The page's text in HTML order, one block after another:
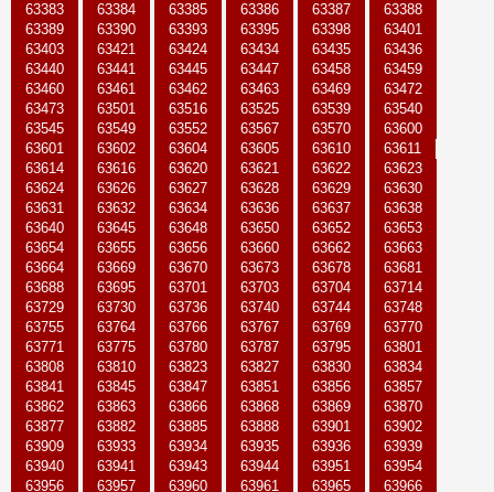
63383
63384 63385 63386 63387
63388
63389
63390 63393 63395 63398
63401
63403
63421 63424 63434 63435
63436
63440
63441 63445 63447 63458
63459
63460
63461 63462 63463 63469
63472
63473
63501 63516 63525 63539
63540
63545
63549 63552 63567 63570
63600
63601
63602 63604 63605 63610
63611
63614
63616 63620 63621 63622
63623
63624
63626 63627 63628 63629
63630
63631
63632 63634 63636 63637
63638
63640
63645 63648 63650 63652
63653
63654
63655 63656 63660 63662
63663
63664
63669 63670 63673 63678
63681
63688
63695 63701 63703 63704
63714
63729
63730 63736 63740 63744
63748
63755
63764 63766 63767 63769
63770
63771
63775 63780 63787 63795
63801
63808
63810 63823 63827 63830
63834
63841
63845 63847 63851 63856
63857
63862
63863 63866 63868 63869
63870
63877
63882 63885 63888 63901
63902
63909
63933 63934 63935 63936
63939
63940
63941 63943 63944 63951
63954
63956
63957 63960 63961 63965
63966